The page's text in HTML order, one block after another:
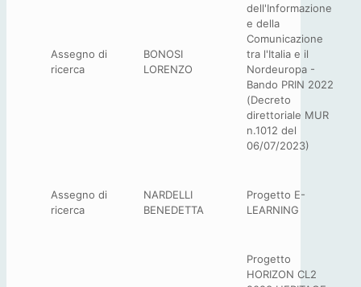
Assegno di
ricerca
BONOSI
LORENZO
dell'Informazione
e della
Comunicazione
tra l'Italia e il
Nordeuropa -
Bando PRIN 2022
(Decreto
direttoriale MUR
n.1012 del
06/07/2023)
Assegno di
ricerca
NARDELLI
BENEDETTA
Progetto E-
LEARNING
Progetto
HORIZON CL2